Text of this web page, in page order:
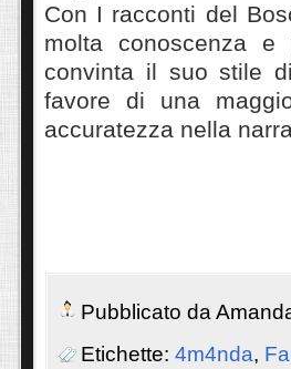
Con I racconti del
molta conoscenza
convinta il suo stile
favore di una
accuratezza nella
Pubblicato da
Etichette: 4m4nda,